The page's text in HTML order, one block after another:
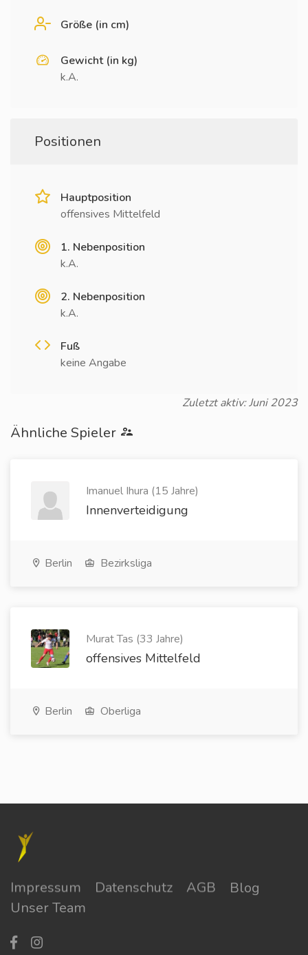
Größe (in cm)
Gewicht (in kg)
k.A.
Positionen
Hauptposition
offensives Mittelfeld
1. Nebenposition
k.A.
2. Nebenposition
k.A.
Fuß
keine Angabe
Zuletzt aktiv: Juni 2023
Ähnliche Spieler
Imanuel Ihura (15 Jahre)
Innenverteidigung
Berlin Bezirksliga
Murat Tas (33 Jahre)
offensives Mittelfeld
Berlin Oberliga
Impressum Datenschutz AGB
Blog
Unser Team